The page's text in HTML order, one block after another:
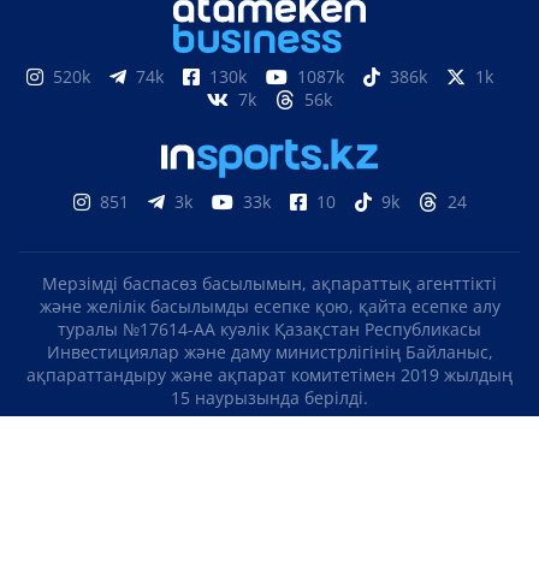
520k 74k 130k 1087k 386k
1k
7k
56k
851 3k 33k 10 9k 24
Мерзімді баспасөз басылымын, ақпараттық агенттікті
және желілік басылымды есепке қою, қайта есепке алу
туралы №17614-АА куәлік Қазақстан Республикасы
Инвестициялар және даму министрлігінің Байланыс,
ақпараттандыру және ақпарат комитетімен 2019 жылдың
15 наурызында берілді.